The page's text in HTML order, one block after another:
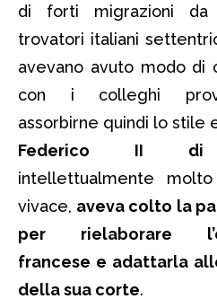
di forti migrazioni
trovatori italiani
avevano avuto modo di
con i colleghi
assorbirne quindi lo stile
Federico II di
intellettualmente
vivace, aveva colto la
per rielaborare
francese e adattarla
della sua corte.